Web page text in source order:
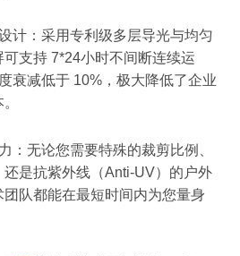
计：采用专利级多层导光与均匀
支持 7*24小时不间断连续运
衰减低于 10%，极大降低了企业
：无论您需要特殊的裁剪比例、
是抗紫外线（Anti-UV）的户外
队都能在最短时间内为您量身